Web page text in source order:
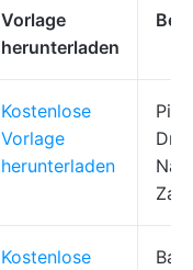
Vorlage
herunterladen
Kostenlose
Vorlage
herunterladen
Kostenlose